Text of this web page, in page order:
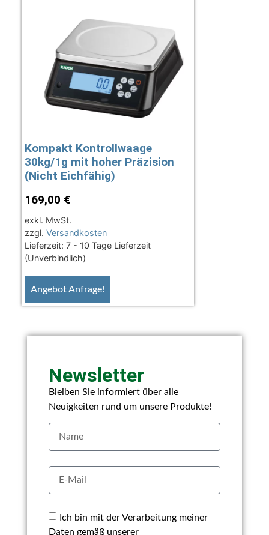
Kompakt Kontrollwaage
30kg/1g mit hoher Präzision
(Nicht Eichfähig)
169,00 €
exkl. MwSt.
zzgl. Versandkosten
Lieferzeit: 7 - 10 Tage Lieferzeit
(Unverbindlich)
Angebot Anfrage!
Newsletter
Bleiben Sie informiert über alle
Neuigkeiten rund um unsere Produkte!
Ich bin mit der Verarbeitung meiner
Daten gemäß unserer